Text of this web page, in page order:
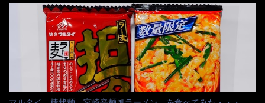
1280円と云った感じです。 で私は幾らで、メガドンキでゲットし
たかって？ それは非常に言いづらい・・・色々と各方面へ忖度し
て、激安だったとだけ申し上げましょう。 早速1袋を大釜で茹で～
ハイ、約15分ほど茹で上げた状態です。 当家には、高齢者がいる
ので少し柔らかく・・・ 茹で上がった饂飩は、お店の饂飩に比べ
＜細い＞です。 どちらかと云えば、稲庭饂飩的な太さですね。 さ
てこれを、どの様に食べるか？ 長葱無かったので、玉葱を刻んで
当している。 まずはこれを見て欲しい！ カウンターに置かれた＜
お皿＞である。 直ぐに気づいたでしょう！ 何かキャベツが山じ
ゃないか！？ ハイ、山です。 これが標準なのです。 普通のとん
かつ屋のキャベツと比べたら、10人前ほどあるか？ 値段的には、
メイン（主流は1,000超）＋定食セット350円程と値段的には、そ
れ程では安い訳でも無いが、客足が絶えない人気店である。 そん
なメニューのなかで、リーズナブルで頂ける＜映え＞るメニュー